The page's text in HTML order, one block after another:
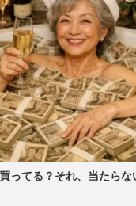
ってる？それ、当たら